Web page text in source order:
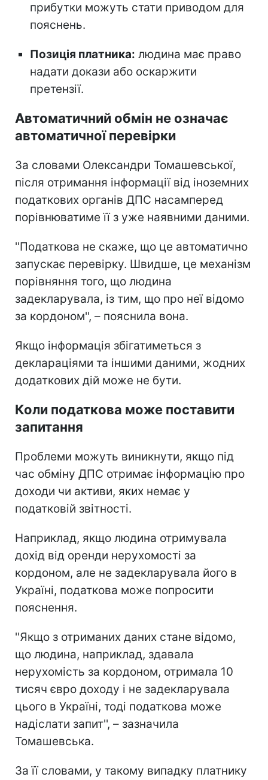
прибутки можуть стати приводом для
пояснень.
Позиція платника: людина має право
надати докази або оскаржити
претензії.
Автоматичний обмін не означає
автоматичної перевірки
За словами Олександри Томашевської,
після отримання інформації від іноземних
податкових органів ДПС насамперед
порівнюватиме її з уже наявними даними.
''Податкова не скаже, що це автоматично
запускає перевірку. Швидше, це механізм
порівняння того, що людина
задекларувала, із тим, що про неї відомо
за кордоном'', – пояснила вона.
Якщо інформація збігатиметься з
деклараціями та іншими даними, жодних
додаткових дій може не бути.
Коли податкова може поставити
запитання
Проблеми можуть виникнути, якщо під
час обміну ДПС отримає інформацію про
доходи чи активи, яких немає у
податковій звітності.
Наприклад, якщо людина отримувала
дохід від оренди нерухомості за
кордоном, але не задекларувала його в
Україні, податкова може попросити
пояснення.
''Якщо з отриманих даних стане відомо,
що людина, наприклад, здавала
нерухомість за кордоном, отримала 10
тисяч євро доходу і не задекларувала
цього в Україні, тоді податкова може
надіслати запит'', – зазначила
Томашевська.
За її словами, у такому випадку платнику